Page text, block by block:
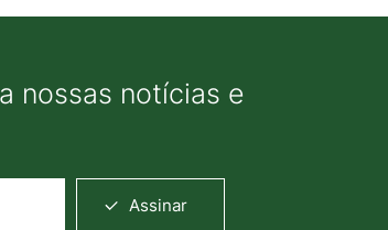
nossas notícias e
Assinar